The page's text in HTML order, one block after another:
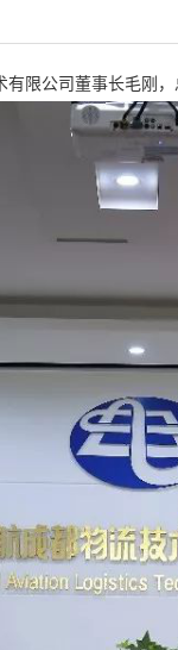
限公司董事长毛刚